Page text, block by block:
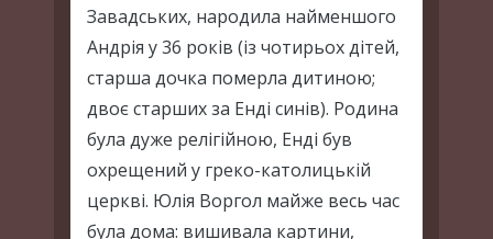
Завадських, народила найменшого
Андрія у 36 років (із чотирьох дітей,
старша дочка померла дитиною;
двоє старших за Енді синів). Родина
була дуже релігійною, Енді був
охрещений у греко-католицькій
церкві. Юлія Воргол майже весь час
була дома: вишивала картини,